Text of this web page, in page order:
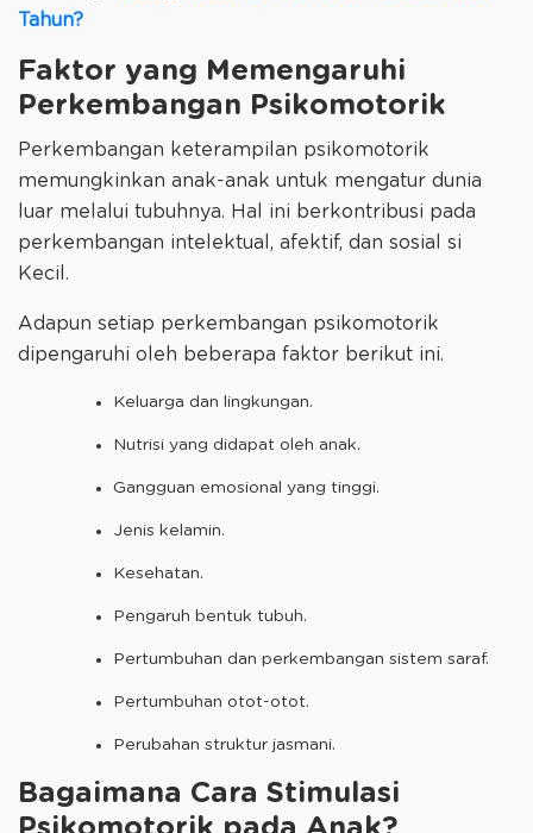
Tahun?
Faktor yang Memengaruhi
Perkembangan Psikomotorik
Perkembangan keterampilan psikomotorik
memungkinkan anak-anak untuk mengatur dunia
luar melalui tubuhnya. Hal ini berkontribusi pada
perkembangan intelektual, afektif, dan sosial si
Kecil.
Adapun setiap perkembangan psikomotorik
dipengaruhi oleh beberapa faktor berikut ini.
Keluarga dan lingkungan.
Nutrisi yang didapat oleh anak.
Gangguan emosional yang tinggi.
Jenis kelamin.
Kesehatan.
Pengaruh bentuk tubuh.
Pertumbuhan dan perkembangan sistem saraf.
Pertumbuhan otot-otot.
Perubahan struktur jasmani.
Bagaimana Cara Stimulasi